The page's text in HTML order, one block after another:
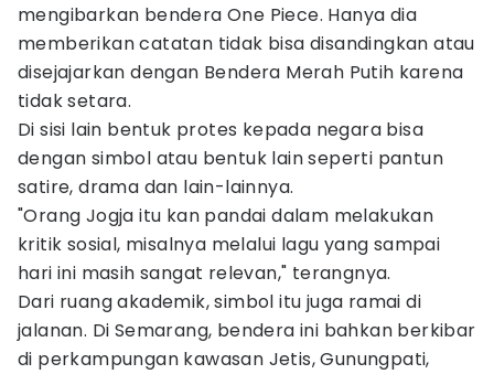
mengibarkan bendera One Piece. Hanya dia
memberikan catatan tidak bisa disandingkan atau
disejajarkan dengan Bendera Merah Putih karena
tidak setara.
Di sisi lain bentuk protes kepada negara bisa
dengan simbol atau bentuk lain seperti pantun
satire, drama dan lain-lainnya.
‎‎"Orang Jogja itu kan pandai dalam melakukan
kritik sosial, misalnya melalui lagu yang sampai
hari ini masih sangat relevan," terangnya.
Dari ruang akademik, simbol itu juga ramai di
jalanan. Di Semarang, bendera ini bahkan berkibar
di perkampungan kawasan Jetis, Gunungpati,